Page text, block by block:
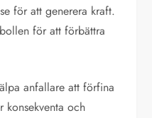
för att generera kraft.
för att förbättra
anfallare att förfina
konsekventa och